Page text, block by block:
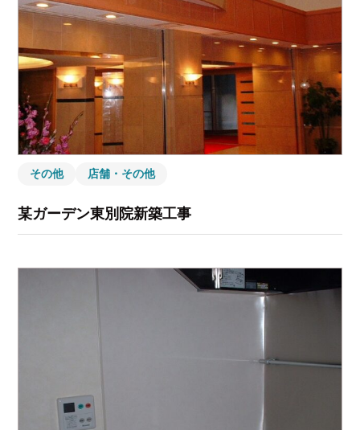
その他 店舗・その他
某ガーデン東別院新築工事